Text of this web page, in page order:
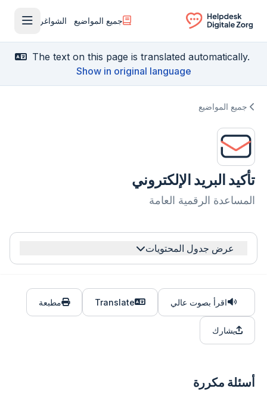
Ga naar de homepagina
جميع المواضيع الشواغر
فتح
The text on this page is translated automatically.
Show in original language
جميع المواضيع
تأكيد البريد الإلكتروني
المساعدة الرقمية العامة
عرض جدول المحتويات
اقرأ بصوت عالي Translate مطبعة
يشارك
أسئلة مكررة